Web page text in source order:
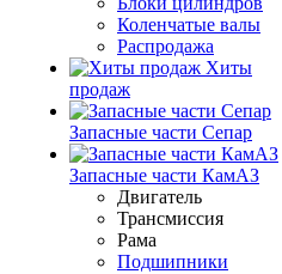
Коленчатые валы
Распродажа
Хиты
продаж
Запасные части Сепар
Запасные части КамАЗ
Двигатель
Трансмиссия
Рама
Подшипники